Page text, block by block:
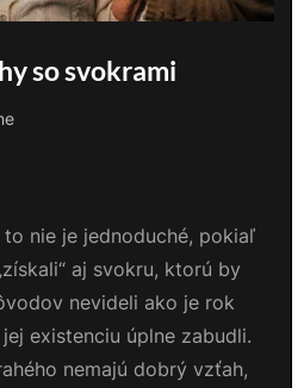
so svokrami
nie je jednoduché, pokiaľ
aj svokru, ktorú by
nevideli ako je rok
existenciu úplne zabudli.
nemajú dobrý vzťah,